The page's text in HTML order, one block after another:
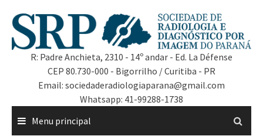
R: Padre Anchieta, 2310 - 14º andar - Ed. La Défense
CEP 80.730-000 - Bigorrilho / Curitiba - PR
Email: sociedaderadiologiaparana@gmail.com
Whatsapp: 41-99288-1738
Menu principal